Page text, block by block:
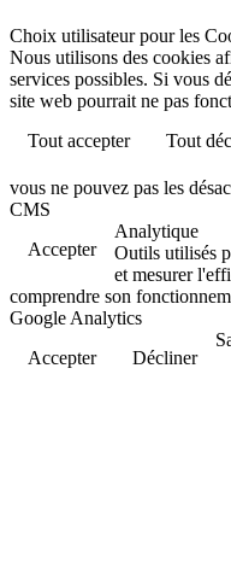
Choix utilisateur pour les
Nous utilisons des cookies
services possibles. Si vous
site web pourrait ne pas
Tout accepter
Tout
vous ne pouvez pas les
CMS
Accepter
Analytique
Outils utilisés
et mesurer
comprendre son
Google Analytics
Accepter
Décliner